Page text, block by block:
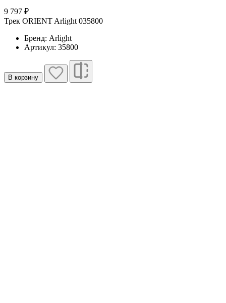
9 797 ₽
Трек ORIENT Arlight 035800
Бренд: Arlight
Артикул: 35800
В корзину